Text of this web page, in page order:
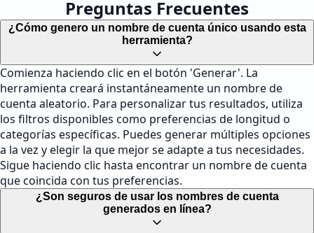
Preguntas Frecuentes
¿Cómo genero un nombre de cuenta único usando esta
herramienta?
Comienza haciendo clic en el botón 'Generar'. La
herramienta creará instantáneamente un nombre de
cuenta aleatorio. Para personalizar tus resultados, utiliza
los filtros disponibles como preferencias de longitud o
categorías específicas. Puedes generar múltiples opciones
a la vez y elegir la que mejor se adapte a tus necesidades.
Sigue haciendo clic hasta encontrar un nombre de cuenta
que coincida con tus preferencias.
¿Son seguros de usar los nombres de cuenta
generados en línea?